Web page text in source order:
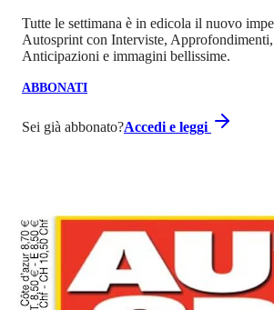
Tutte le settimana è in edicola il nuovo
Autosprint con Interviste,
Anticipazioni e immagini bellissime.
ABBONATI
Sei già abbonato?Accedi e leggi